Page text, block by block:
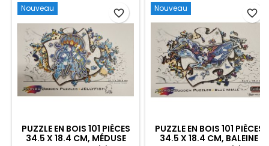
Nouveau
PUZZLE EN BOIS 101 PIÈCES
34.5 X 18.4 CM, MÉDUSE
favorite_border Nouveau
PUZZLE EN BOIS 101 PIÈCES
34.5 X 18.4 CM, BALEINE
favorite_border